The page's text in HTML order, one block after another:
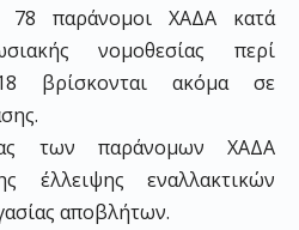
78 παράνομοι ΧΑΔΑ κατά
νομοθεσίας περί
βρίσκονται ακόμα σε
των παράνομων ΧΑΔΑ
έλλειψης εναλλακτικών
αποβλήτων.